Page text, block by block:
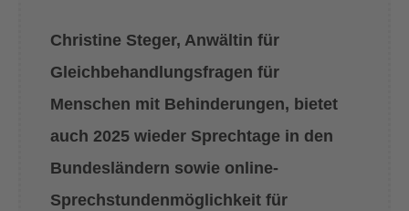
Christine Steger, Anwältin für
Gleichbehandlungsfragen für
Menschen mit Behinderungen, bietet
auch 2025 wieder Sprechtage in den
Bundesländern sowie online-
Sprechstundenmöglichkeit für